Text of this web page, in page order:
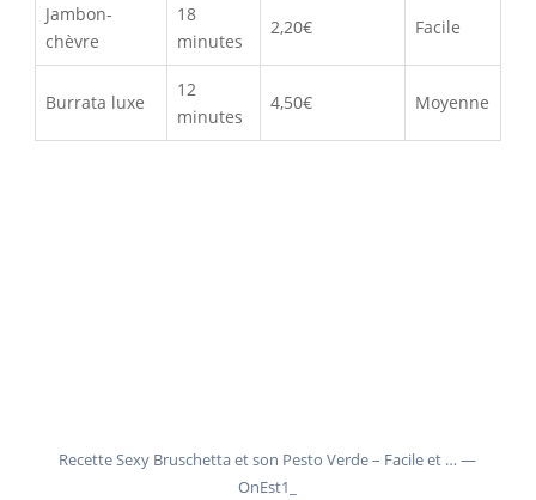
Jambon-
chèvre
18
minutes
2,20€ Facile
Burrata luxe
12
minutes
4,50€ Moyenne
Recette Sexy Bruschetta et son Pesto Verde – Facile et … —
OnEst1_